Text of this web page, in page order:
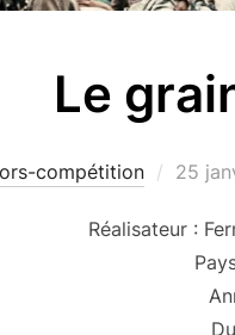
Le
compétition
Publié
25
Réalisateur :